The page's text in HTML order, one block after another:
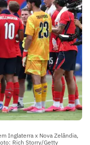
Inglaterra x Nova Zelândia,
Rich Storry/Getty